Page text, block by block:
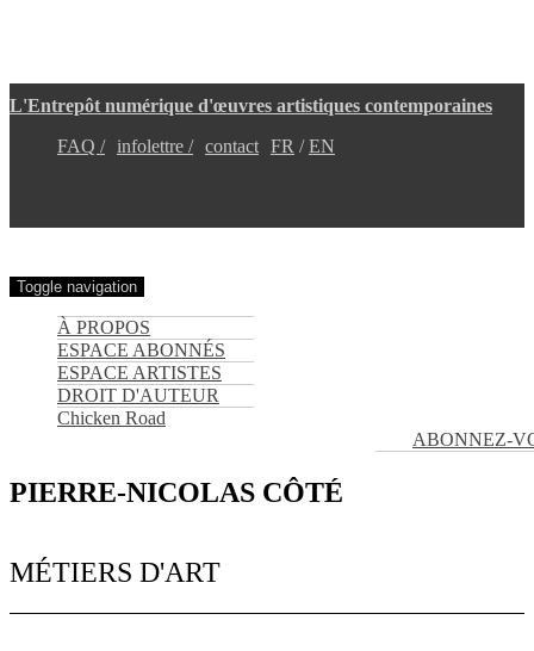
au
contenu
principal
L'Entrepôt numérique d'œuvres artistiques contemporaines
FAQ / infolettre / contact FR EN
Toggle navigation
À PROPOS
ESPACE ABONNÉS
ESPACE ARTISTES
DROIT D'AUTEUR
Chicken Road
ABONNEZ-
PIERRE-NICOLAS CÔTÉ
MÉTIERS D'ART